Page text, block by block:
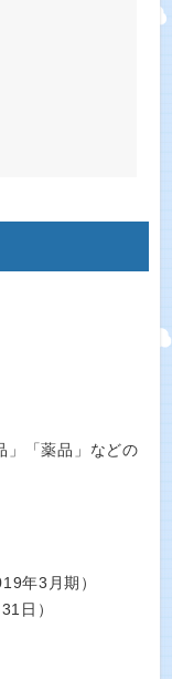
」「薬品」などの
年3月期）
日）